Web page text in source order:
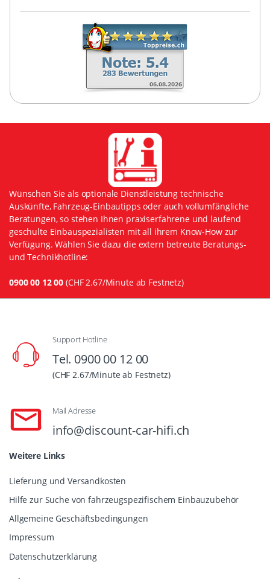
Wünschen Sie als optionale Dienstleistung technische
Auskünfte, Fahrzeug-Einbautipps oder auch vollumfängliche
Beratungen, so stehen Ihnen praxiserfahrene und laufend
geschulte Einbauspezialisten mit all ihrem Know-How zur
Verfügung. Wählen Sie dazu die extern betreute Beratungs-
und Technikhotline:
0900 00 12 00 (CHF 2.67/Minute ab Festnetz)
Support Hotline
Tel. 0900 00 12 00
(CHF 2.67/Minute ab Festnetz)
Mail Adresse
info@discount-car-hifi.ch
Weitere Links
Lieferung und Versandkosten
Hilfe zur Suche von fahrzeugspezifischem Einbauzubehör
Allgemeine Geschäftsbedingungen
Impressum
Datenschutzerklärung